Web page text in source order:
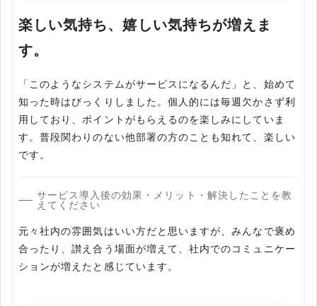
楽しい気持ち、嬉しい気持ちが増えま
す。
「このようなシステムがサービスになるんだ」と、始めて
知った時はびっくりしました。個人的には毎週欠かさず利
用しており、ポイントがもらえるのを楽しみにしていま
す。普段関わりのない他部署の方のことも知れて、楽しい
です。
サービス導入後の効果・メリット・解決したことを教
えてください
元々社内の雰囲気はいい方だと思いますが、みんなで褒め
合ったり、讃え合う場面が増えて、社内でのコミュニケー
ションが増えたと感じています。